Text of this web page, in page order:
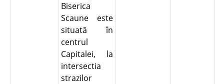
Biserica
Scaune este
situată în
centrul
Capitalei, la
intersectia
strazilor